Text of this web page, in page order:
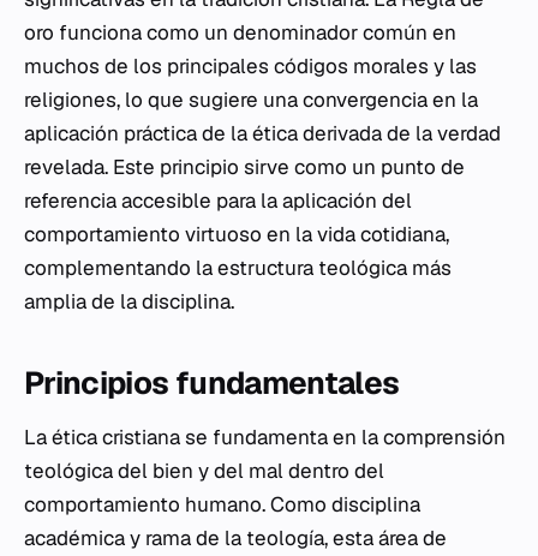
oro funciona como un denominador común en
muchos de los principales códigos morales y las
religiones, lo que sugiere una convergencia en la
aplicación práctica de la ética derivada de la verdad
revelada. Este principio sirve como un punto de
referencia accesible para la aplicación del
comportamiento virtuoso en la vida cotidiana,
complementando la estructura teológica más
amplia de la disciplina.
Principios fundamentales
La ética cristiana se fundamenta en la comprensión
teológica del bien y del mal dentro del
comportamiento humano. Como disciplina
académica y rama de la teología, esta área de